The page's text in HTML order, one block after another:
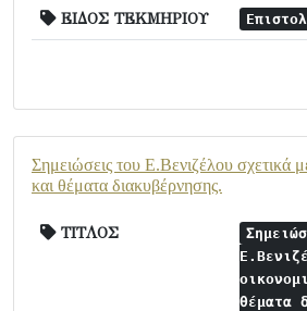
ΕΙΔΟΣ ΤΕΚΜΗΡΙΟΥ
Σημειώσεις του Ε.Βενιζέλου σχετικά
και θέματα διακυβέρνησης.
ΤΙΤΛΟΣ
θέματα